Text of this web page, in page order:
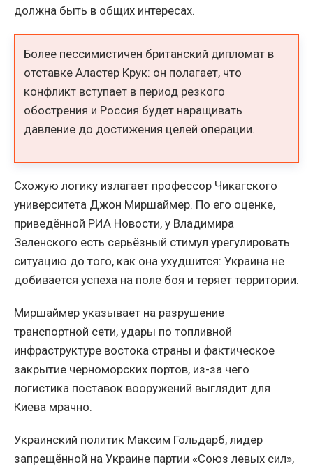
должна быть в общих интересах.
Более пессимистичен британский дипломат в
отставке Аластер Крук: он полагает, что
конфликт вступает в период резкого
обострения и Россия будет наращивать
давление до достижения целей операции.
Схожую логику излагает профессор Чикагского
университета Джон Миршаймер. По его оценке,
приведённой РИА Новости, у Владимира
Зеленского есть серьёзный стимул урегулировать
ситуацию до того, как она ухудшится: Украина не
добивается успеха на поле боя и теряет территории.
Миршаймер указывает на разрушение
транспортной сети, удары по топливной
инфраструктуре востока страны и фактическое
закрытие черноморских портов, из-за чего
логистика поставок вооружений выглядит для
Киева мрачно.
Украинский политик Максим Гольдарб, лидер
запрещённой на Украине партии «Союз левых сил»,